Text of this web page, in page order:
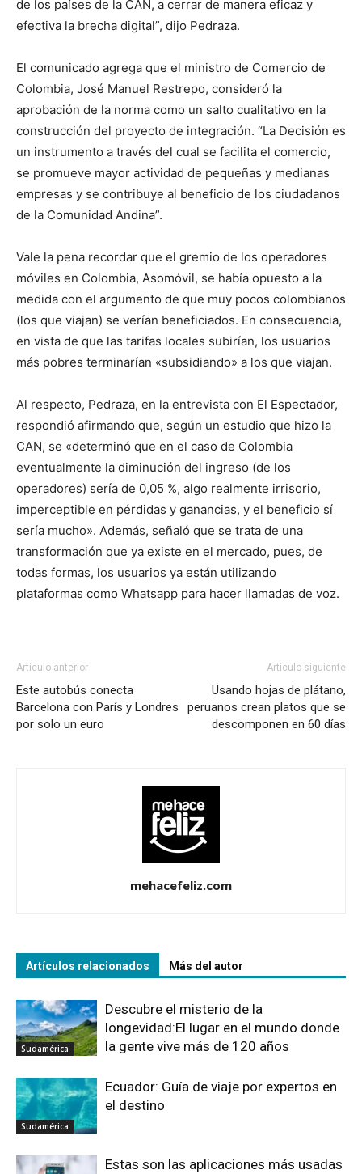
de los países de la CAN, a cerrar de manera eficaz y
efectiva la brecha digital”, dijo Pedraza.
El comunicado agrega que el ministro de Comercio de
Colombia, José Manuel Restrepo, consideró la
aprobación de la norma como un salto cualitativo en la
construcción del proyecto de integración. “La Decisión es
un instrumento a través del cual se facilita el comercio,
se promueve mayor actividad de pequeñas y medianas
empresas y se contribuye al beneficio de los ciudadanos
de la Comunidad Andina”.
Vale la pena recordar que el gremio de los operadores
móviles en Colombia, Asomóvil, se había opuesto a la
medida con el argumento de que muy pocos colombianos
(los que viajan) se verían beneficiados. En consecuencia,
en vista de que las tarifas locales subirían, los usuarios
más pobres terminarían «subsidiando» a los que viajan.
Al respecto, Pedraza, en la entrevista con El Espectador,
respondió afirmando que, según un estudio que hizo la
CAN, se «determinó que en el caso de Colombia
eventualmente la diminución del ingreso (de los
operadores) sería de 0,05 %, algo realmente irrisorio,
imperceptible en pérdidas y ganancias, y el beneficio sí
sería mucho». Además, señaló que se trata de una
transformación que ya existe en el mercado, pues, de
todas formas, los usuarios ya están utilizando
plataformas como Whatsapp para hacer llamadas de voz.
Artículo anterior
Este autobús conecta
Barcelona con París y Londres
por solo un euro
Artículo siguiente
Usando hojas de plátano,
peruanos crean platos que se
descomponen en 60 días
mehacefeliz.com
Artículos relacionados Más del autor
Sudamérica
Descubre el misterio de la
longevidad:El lugar en el mundo donde
la gente vive más de 120 años
Sudamérica
Ecuador: Guía de viaje por expertos en
el destino
Estas son las aplicaciones más usadas